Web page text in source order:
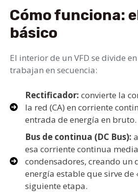
Cómo funciona:
básico
El interior de un VFD se divide
trabajan en secuencia:
Rectificador: convierte la
la red (CA) en corriente
entrada de energía en bruto.
Bus de continua (DC Bus):
esa corriente continua
condensadores, creando un
energía estable que sirve de
siguiente etapa.